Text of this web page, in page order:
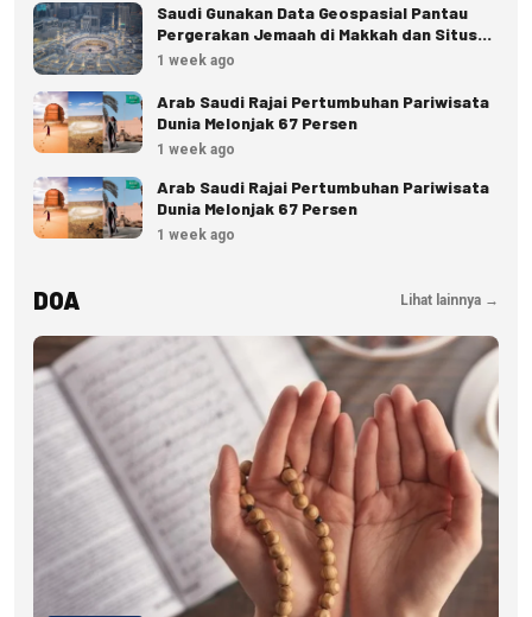
Saudi Gunakan Data Geospasial Pantau
Pergerakan Jemaah di Makkah dan Situs
Suci
1 week ago
Arab Saudi Rajai Pertumbuhan Pariwisata
Dunia Melonjak 67 Persen
1 week ago
Arab Saudi Rajai Pertumbuhan Pariwisata
Dunia Melonjak 67 Persen
1 week ago
DOA Lihat lainnya →